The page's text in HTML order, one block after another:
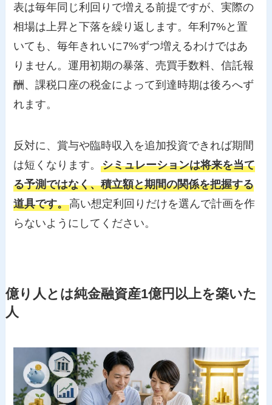
表は毎年同じ利回りで増える前提ですが、実際の
相場は上昇と下落を繰り返します。年利7%と置
いても、毎年きれいに7%ずつ増えるわけではあ
りません。運用初期の暴落、売買手数料、信託報
酬、課税口座の税金によって到達時期は後ろへず
れます。
反対に、賞与や臨時収入を追加投資できれば期間
は短くなります。シミュレーションは将来を当て
る予測ではなく、積立額と期間の関係を把握する
道具です。高い想定利回りだけを選んで計画を作
らないようにしてください。
億り人とは純金融資産1億円以上を築いた
人